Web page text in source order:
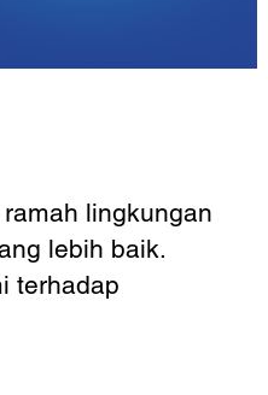
lingkungan
lebih baik.
terhadap